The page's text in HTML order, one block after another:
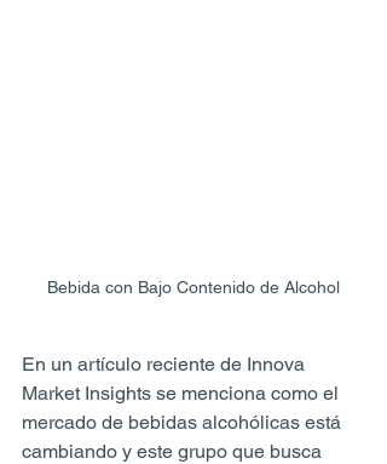
Bebida con Bajo Contenido de Alcohol
En un artículo reciente de Innova
Market Insights se menciona como el
mercado de bebidas alcohólicas está
cambiando y este grupo que busca